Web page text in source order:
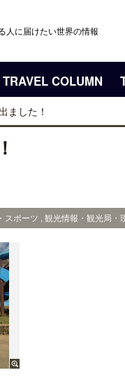
人に届けたい世界の情報
TRAVEL COLUMN
ました！
ポーツ , 観光情報・観光局・